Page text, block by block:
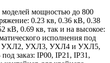
моделей мощностью до 800
0.23 кв, 0.36 кВ, 0.38
кВ, 0.69 кв, так и на высокое:
исполнения под
УХЛ2, УХЛ3, УХЛ4 и УХЛ5,
заказ: IP00, IP21, IP31,